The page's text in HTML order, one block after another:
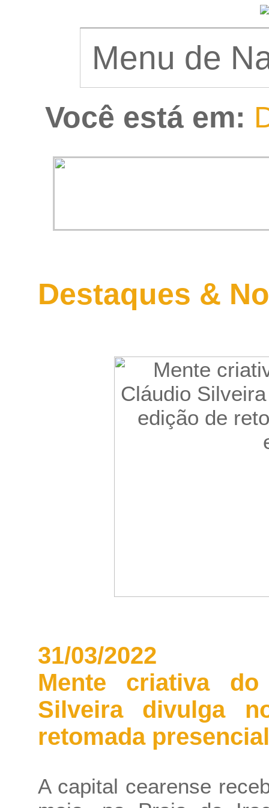
Você está em:
Destaques &
31/03/2022
Mente criativa
Silveira divulga
retomada
A capital cearense